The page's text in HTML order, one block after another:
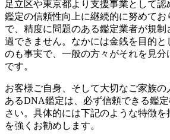
足立区や東京都より支援事業として
鑑定の信頼性向上に継続的に努めてお
で、精度に問題のある鑑定業者が規
過できません。なかには金銭を目的と
のも事実で、一般の方々がそれを見
です。
お客様ご自身、そして大切なご家族
あるDNA鑑定は、必ず信頼できる鑑
さい。具体的には下記のような特徴を
を強くお勧めします。